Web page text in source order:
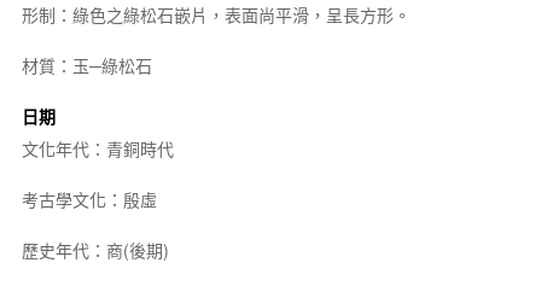
形制：綠色之綠松石嵌片，表面尚平滑，呈長方形。
材質：玉─綠松石
日期
文化年代：青銅時代
考古學文化：殷虛
歷史年代：商(後期)